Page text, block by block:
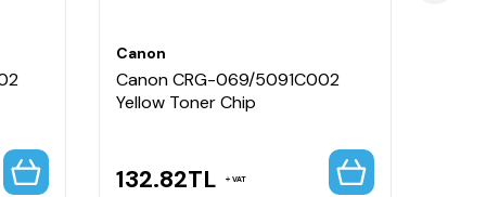
Canon
Canon CRG-069/5091C002
Yellow Toner Chip
132.82TL VAT